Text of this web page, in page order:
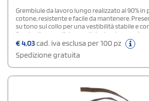
Grembiule da lavoro lungo realizzato al 90% in
cotone, resistente e facile da mantenere.
su tono sul collo per una vestibilità stabile e
fronte dispone di due pratiche tasche: una
oggetti più piccoli e una tasca ampia
utensili o accessori da tenere sempre a portata
funzionale e versatile, ideale per ambienti
€4,03cad. iva esclusa per 100 pz
Spedizione gratuita